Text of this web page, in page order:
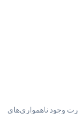
وجود ناهمواری‌های